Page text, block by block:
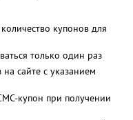
купонов для
только один раз
сайте с указанием
купон при получении